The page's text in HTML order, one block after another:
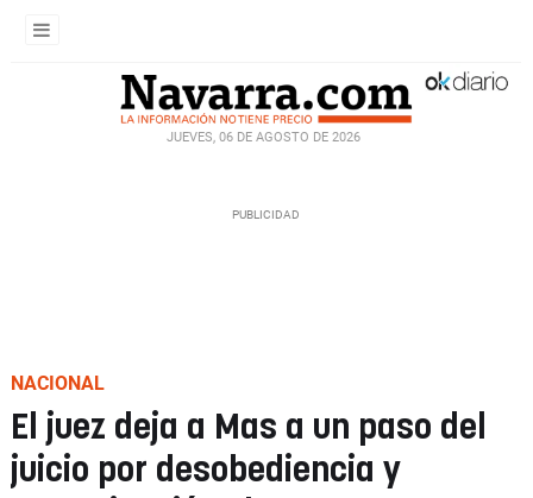
JUEVES, 06 DE AGOSTO DE 2026
NACIONAL
El juez deja a Mas a un paso del
juicio por desobediencia y